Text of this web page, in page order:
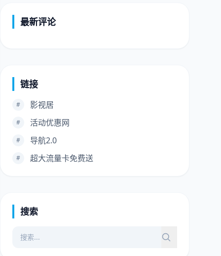
最新评论
链接
# 影视居
# 活动优惠网
# 导航2.0
# 超大流量卡免费送
搜索